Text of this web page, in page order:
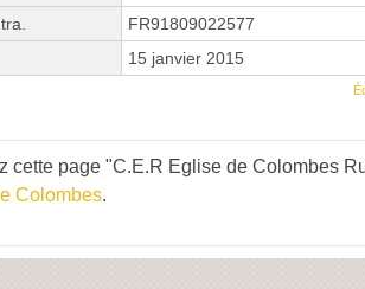
FR91809022577
15 janvier 2015
cette page "C.E.R Eglise de Colombes
Colombes.